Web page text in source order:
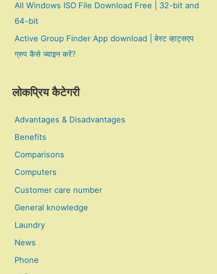
All Windows ISO File Download Free | 32-bit and
64-bit
Active Group Finder App download | बेस्ट व्हाट्सएप
ग्रुप कैसे ज्वाइन करें?
लोकप्रिय कैटेगरी
Advantages & Disadvantages
Benefits
Comparisons
Computers
Customer care number
General knowledge
Laundry
News
Phone